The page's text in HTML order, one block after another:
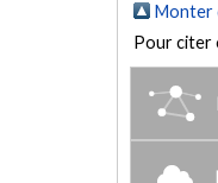
Monter
Pour citer